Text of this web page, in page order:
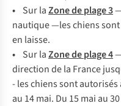
• Sur laZone de plage 3
nautique —les chiens sont
en laisse.
• Sur laZone de plage 4
direction de la France
- les chiens sont
au 14 mai. Du 15 mai au